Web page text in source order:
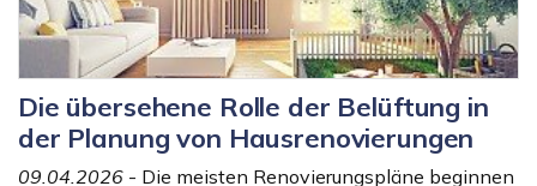
Die übersehene Rolle der Belüftung in
der Planung von Hausrenovierungen
09.04.2026 - Die meisten Renovierungspläne beginnen